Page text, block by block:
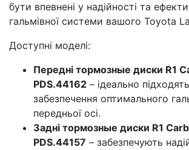
бути впевнені у надійності та
гальмівної системи вашого Toyota
Доступні моделі:
Передні тормозные диски R1
PDS.44162 – ідеально
забезпечення оптимального
передньої осі.
Задні тормозные диски R1
PDS.44157 – забезпечують